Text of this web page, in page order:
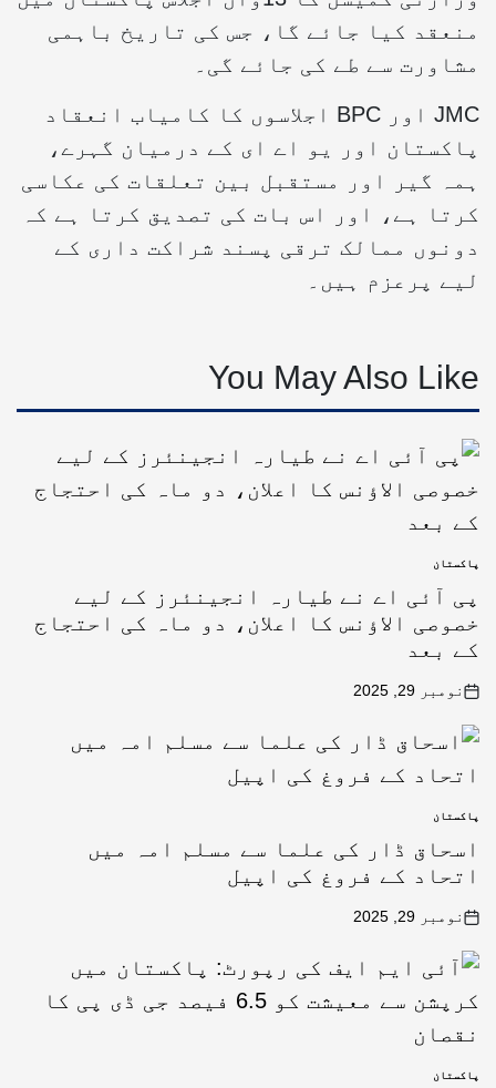
منعقد کیا جائے گا، جس کی تاریخ باہمی
مشاورت سے طے کی جائے گی۔
JMC اور BPC اجلاسوں کا کامیاب انعقاد
پاکستان اور یو اے ای کے درمیان گہرے،
ہمہ گیر اور مستقبل بین تعلقات کی عکاسی
کرتا ہے، اور اس بات کی تصدیق کرتا ہے کہ
دونوں ممالک ترقی پسند شراکت داری کے
لیے پرعزم ہیں۔
You May Also Like
پاکستان
پی آئی اے نے طیارہ انجینئرز کے لیے
خصوصی الاؤنس کا اعلان، دو ماہ کی احتجاج
کے بعد
نومبر 29, 2025
پاکستان
اسحاق ڈار کی علما سے مسلم امہ میں
اتحاد کے فروغ کی اپیل
نومبر 29, 2025
پاکستان